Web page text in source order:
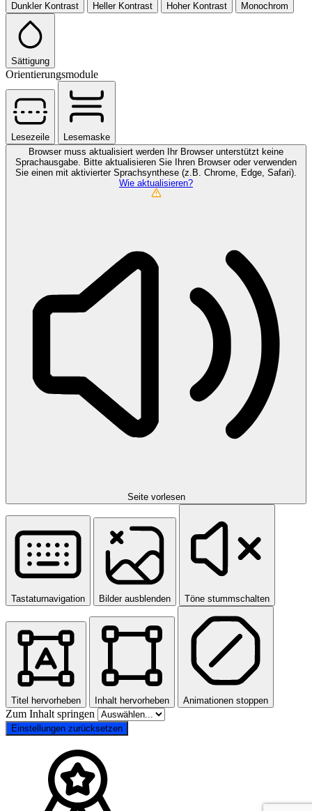
Dunkler Kontrast Heller Kontrast Hoher Kontrast Monochrom
Sättigung
Orientierungsmodule
Lesezeile
Lesemaske
Browser muss aktualisiert werden
Ihr Browser unterstützt keine
Sprachausgabe. Bitte aktualisieren Sie Ihren Browser oder verwenden
Sie einen mit aktivierter Sprachsynthese (z.B. Chrome, Edge, Safari).
Wie aktualisieren?
Seite vorlesen
Tastaturnavigation Bilder ausblenden Töne stummschalten
Titel hervorheben Inhalt hervorheben Animationen stoppen
Zum Inhalt springen
Einstellungen zurücksetzen